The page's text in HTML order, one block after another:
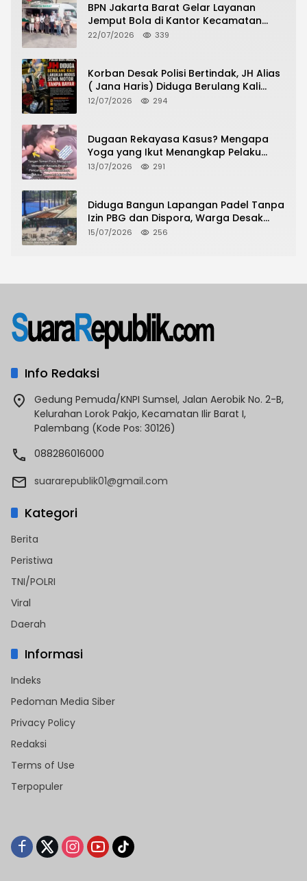
BPN Jakarta Barat Gelar Layanan
Jemput Bola di Kantor Kecamatan
Grogol Petamburan, Warga Antusias
22/07/2026 339
Korban Desak Polisi Bertindak, JH Alias
( Jana Haris) Diduga Berulang Kali
Lakukan Modus Sewa Motor Tanpa
12/07/2026 294
Dugaan Rekayasa Kasus? Mengapa
Yoga yang Ikut Menangkap Pelaku
Pencurian Toko Ponsel di Pancur Batu
13/07/2026 291
Diduga Bangun Lapangan Padel Tanpa
Izin PBG dan Dispora, Warga Desak
CKTRP dan Dispora Jakarta Barat
15/07/2026 256
Info Redaksi
Gedung Pemuda/KNPI Sumsel, Jalan Aerobik No. 2-B,
Kelurahan Lorok Pakjo, Kecamatan Ilir Barat I,
Palembang (Kode Pos: 30126)
088286016000
suararepublik01@gmail.com
Kategori
Berita
Peristiwa
TNI/POLRI
Viral
Daerah
Informasi
Indeks
Pedoman Media Siber
Privacy Policy
Redaksi
Terms of Use
Terpopuler